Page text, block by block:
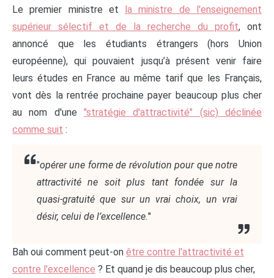
Le premier ministre et la ministre de l'enseignement
supérieur sélectif et de la recherche du profit, ont
annoncé que les étudiants étrangers (hors Union
européenne), qui pouvaient jusqu’à présent venir faire
leurs études en France au même tarif que les Français,
vont dès la rentrée prochaine payer beaucoup plus cher
au nom d'une "stratégie d'attractivité" (sic) déclinée
comme suit :
"opérer une forme de révolution pour que notre
attractivité ne soit plus tant fondée sur la
quasi-gratuité que sur un vrai choix, un vrai
désir, celui de l’excellence."
Bah oui comment peut-on être contre l'attractivité et
contre l'excellence ? Et quand je dis beaucoup plus cher,